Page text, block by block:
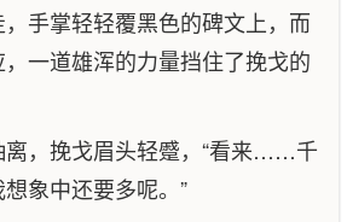
手掌轻轻覆黑色的碑文上，而
一道雄浑的力量挡住了挽戈的
离，挽戈眉头轻蹙，“看来……千
象中还要多呢。”